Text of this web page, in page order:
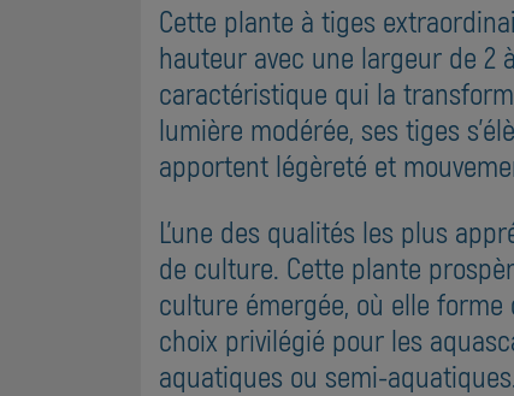
Cette plante à tiges
hauteur avec une largeur de 2
caractéristique qui la
lumière modérée, ses tiges
apportent légèreté et
L'une des qualités les plus
de culture. Cette plante
culture émergée, où elle
choix privilégié pour les
aquatiques ou semi-